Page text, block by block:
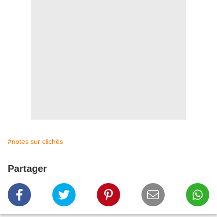
#notes sur clichés
Partager